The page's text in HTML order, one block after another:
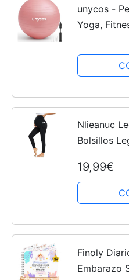
unycos -
Yoga,
de PVC
300 kg,
Nlieanuc
Bolsillos
Ropa
19,99€
Finoly
Embarazo